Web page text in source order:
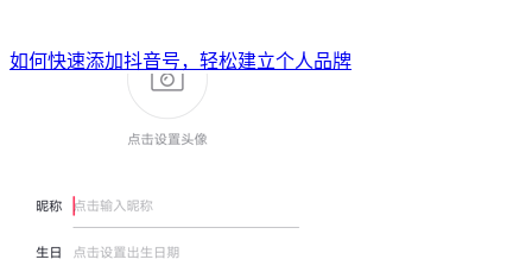
如何快速添加抖音号，轻松建立个人品牌